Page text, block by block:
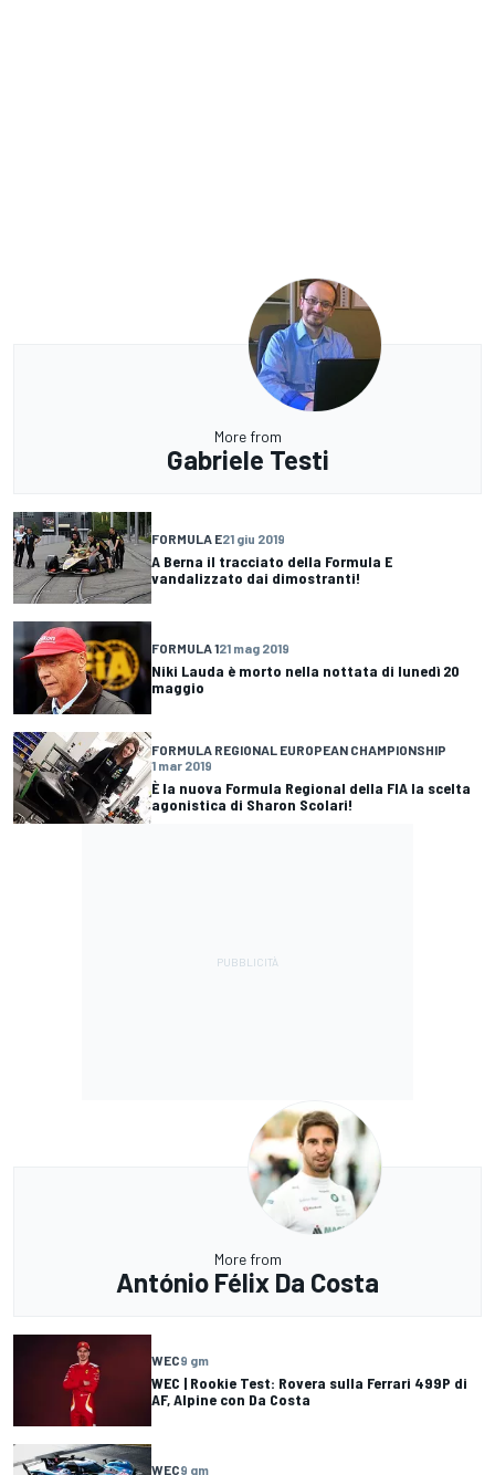
More from
Gabriele Testi
FORMULA E21 giu 2019
A Berna il tracciato della Formula E
vandalizzato dai dimostranti!
FORMULA 121 mag 2019
Niki Lauda è morto nella nottata di lunedì 20
maggio
FORMULA REGIONAL EUROPEAN CHAMPIONSHIP
1 mar 2019
È la nuova Formula Regional della FIA la scelta
agonistica di Sharon Scolari!
More from
António Félix Da Costa
WEC9 gm
WEC | Rookie Test: Rovera sulla Ferrari 499P di
AF, Alpine con Da Costa
WEC9 gm